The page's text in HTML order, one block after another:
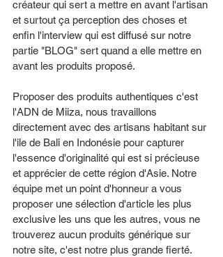
créateur qui sert a mettre en avant l'artisan
et surtout ça perception des choses et
enfin l'interview qui est diffusé sur notre
partie "BLOG" sert quand a elle mettre en
avant les produits proposé.
Proposer des produits authentiques c'est
l'ADN de Miiza, nous travaillons
directement avec des artisans habitant sur
l'ile de Bali en Indonésie pour capturer
l'essence d'originalité qui est si précieuse
et apprécier de cette région d'Asie. Notre
équipe met un point d'honneur a vous
proposer une sélection d'article les plus
exclusive les uns que les autres, vous ne
trouverez aucun produits générique sur
notre site, c'est notre plus grande fierté.